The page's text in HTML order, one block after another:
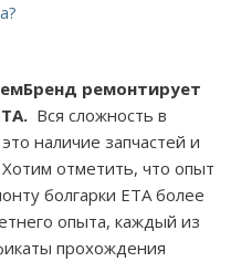
ремонтирует
Вся сложность в
наличие запчастей и
отметить, что опыт
болгарки ETA более
опыта, каждый из
прохождения